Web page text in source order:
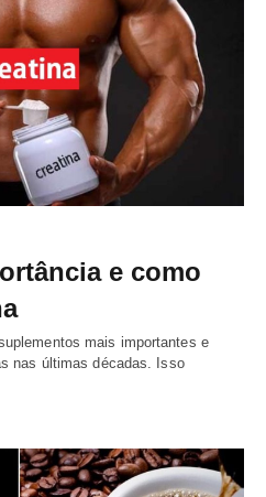
e como
mais importantes e
nas últimas décadas. Isso